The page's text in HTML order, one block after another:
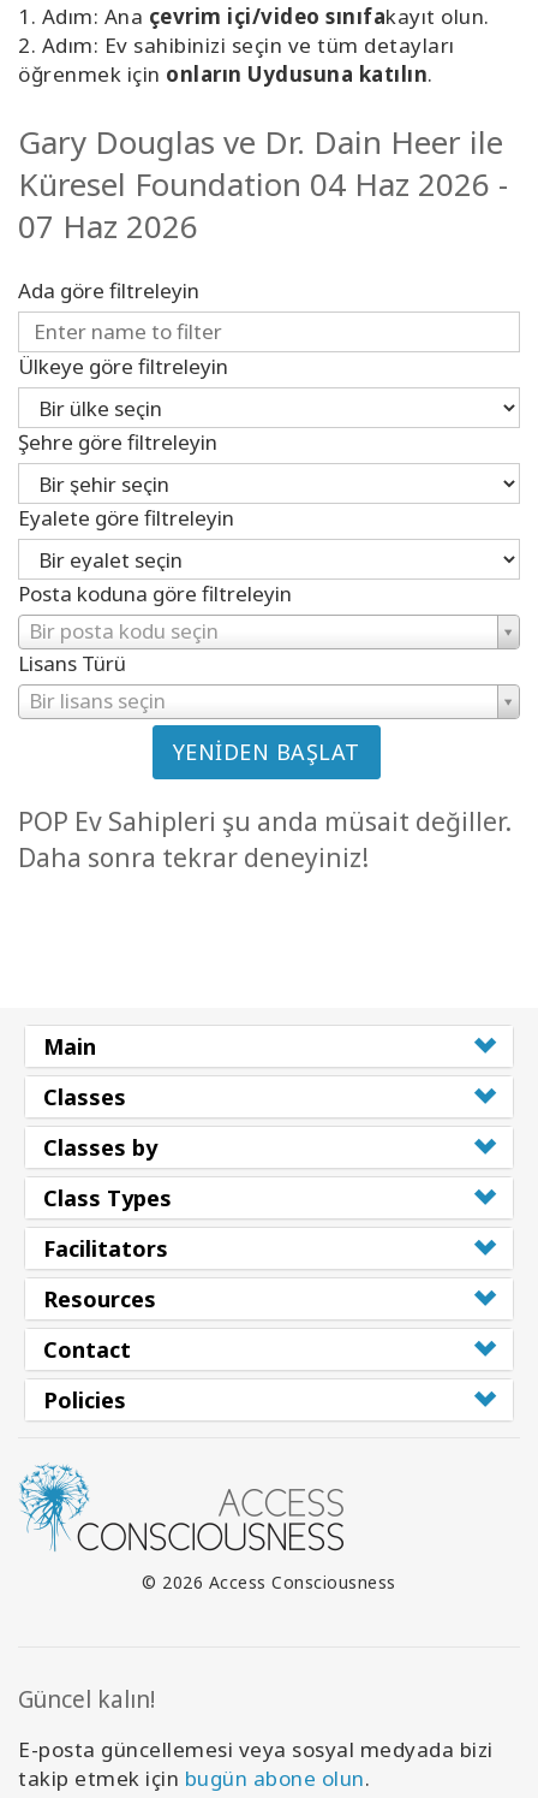
ARA
1. Adım: Ana çevrim içi/video sınıfakayıt olun.
2. Adım: Ev sahibinizi seçin ve tüm detayları
öğrenmek için onların Uydusuna katılın.
Gary Douglas ve Dr. Dain Heer ile
Küresel Foundation 04 Haz 2026 -
07 Haz 2026
Ada göre filtreleyin
Ülkeye göre filtreleyin
Şehre göre filtreleyin
Eyalete göre filtreleyin
Posta koduna göre filtreleyin
Bir posta kodu seçin
Lisans Türü
Bir lisans seçin
YENIDEN BAŞLAT
POP Ev Sahipleri şu anda müsait değiller.
Daha sonra tekrar deneyiniz!
Main
Classes
Classes by
Class Types
Facilitators
Resources
Contact
Policies
© 2026 Access Consciousness
Güncel kalın!
E-posta güncellemesi veya sosyal medyada bizi
takip etmek için bugün abone olun.